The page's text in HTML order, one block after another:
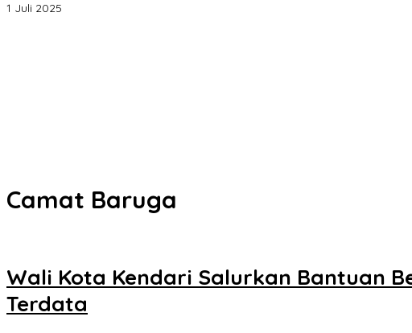
1 Juli 2025
Camat Baruga
Wali Kota Kendari Salurkan Bantuan
Terdata